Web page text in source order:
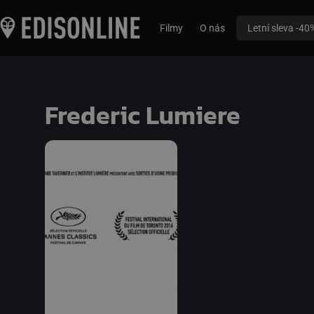
Filmy O nás Letní sleva -
Frederic Lumiere